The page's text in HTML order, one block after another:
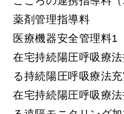
薬剤管理指導料
医療機器安全管理料1
在宅持続陽圧呼吸療
る持続陽圧呼吸療法
在宅持続陽圧呼吸療